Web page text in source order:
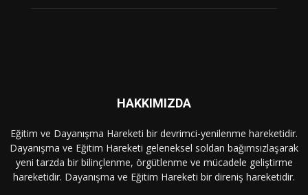
HAKKIMIZDA
Eğitim ve Dayanışma Hareketi bir devrimci-yenilenme hareketidir.
Dayanışma ve Eğitim Hareketi geleneksel soldan bağımsızlaşarak
yeni tarzda bir bilinçlenme, örgütlenme ve mücadele geliştirme
hareketidir. Dayanışma ve Eğitim Hareketi bir direniş hareketidir.